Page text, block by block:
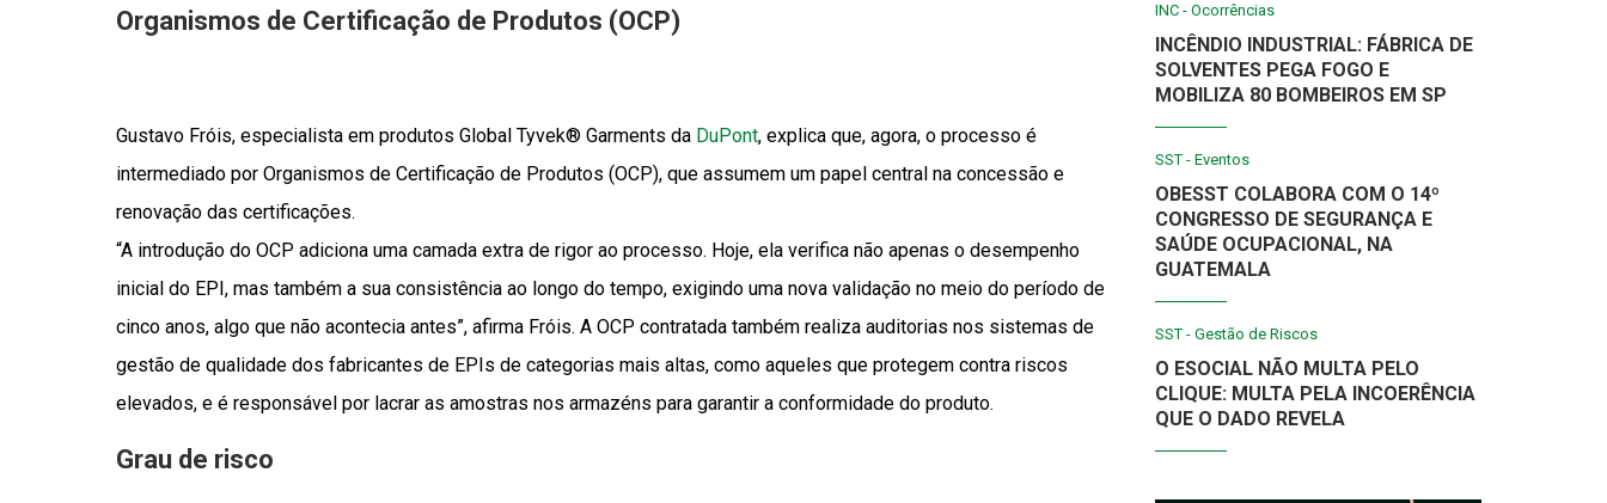
Organismos de Certificação de Produtos (OCP)
Gustavo Fróis, especialista em produtos Global Tyvek® Garments da DuPont, explica que, agora, o processo é
intermediado por Organismos de Certificação de Produtos (OCP), que assumem um papel central na concessão e
renovação das certificações.
“A introdução do OCP adiciona uma camada extra de rigor ao processo. Hoje, ela verifica não apenas o desempenho
inicial do EPI, mas também a sua consistência ao longo do tempo, exigindo uma nova validação no meio do período de
cinco anos, algo que não acontecia antes”, afirma Fróis. A OCP contratada também realiza auditorias nos sistemas de
gestão de qualidade dos fabricantes de EPIs de categorias mais altas, como aqueles que protegem contra riscos
elevados, e é responsável por lacrar as amostras nos armazéns para garantir a conformidade do produto.
Grau de risco
INC - Ocorrências
INCÊNDIO INDUSTRIAL: FÁBRICA DE
SOLVENTES PEGA FOGO E
MOBILIZA 80 BOMBEIROS EM SP
SST - Eventos
OBESST COLABORA COM O 14º
CONGRESSO DE SEGURANÇA E
SAÚDE OCUPACIONAL, NA
GUATEMALA
SST - Gestão de Riscos
O ESOCIAL NÃO MULTA PELO
CLIQUE: MULTA PELA INCOERÊNCIA
QUE O DADO REVELA